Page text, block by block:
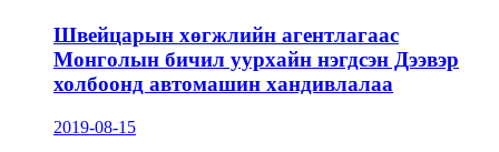
Швейцарын хөгжлийн агентлагаас
Монголын бичил уурхайн нэгдсэн Дээвэр
холбоонд автомашин хандивлалаа
2019-08-15